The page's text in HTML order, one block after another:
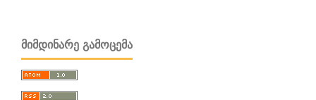
ᲛᲘᲛᲓᲘᲜᲐᲠᲔ ᲒᲐᲛᲝᲪᲔᲛᲐ